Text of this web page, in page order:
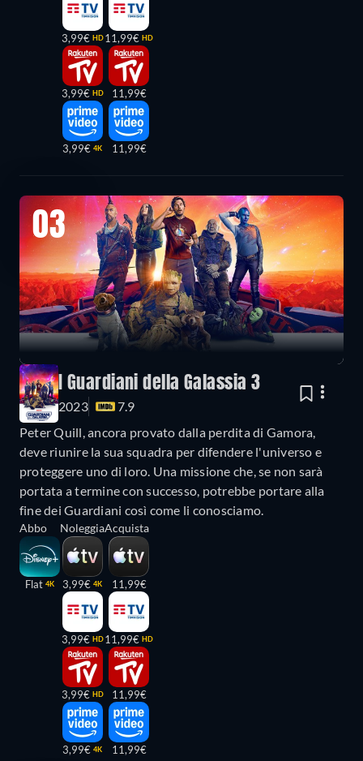
3,99€ HD
3,99€ HD
3,99€ 4K
11,99€ HD
11,99€
11,99€
03
I Guardiani della Galassia 3
2023
7.9
Peter Quill, ancora provato dalla perdita di Gamora,
deve riunire la sua squadra per difendere l'universo e
proteggere uno di loro. Una missione che, se non sarà
portata a termine con successo, potrebbe portare alla
fine dei Guardiani così come li conosciamo.
Abbo
Flat 4K
Noleggia
3,99€ 4K
3,99€ HD
3,99€ HD
3,99€ 4K
Acquista
11,99€
11,99€ HD
11,99€
11,99€